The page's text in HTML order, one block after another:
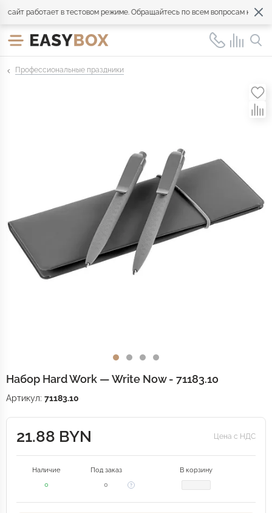
работает в тестовом режиме. Обращайтесь по всем вопросам к
Профессиональные праздники
Набор Hard Work — Write Now - 71183.10
Артикул: 71183.10
21.88 BYN Цена с НДС
Наличие Под заказ
В корзину
0
0